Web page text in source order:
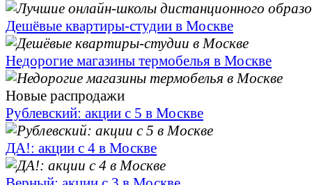
Дешёвые квартиры-студии в Москве
Недорогие магазины термобелья в Москве
Новые распродажи
Рублевский: акции с 5 в Москве
ДА!: акции с 4 в Москве